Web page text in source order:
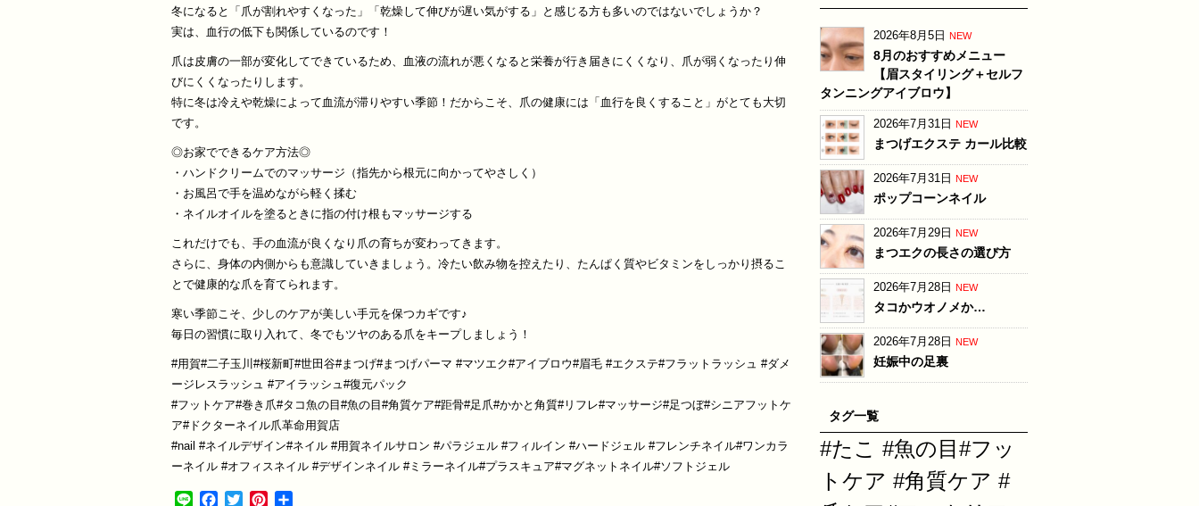
冬になると「爪が割れやすくなった」「乾燥して伸びが遅い気がする」と感じる方も多いのではないでしょうか？
実は、血行の低下も関係しているのです！
爪は皮膚の一部が変化してできているため、血液の流れが悪くなると栄養が行き届きにくくなり、爪が弱くなったり伸
びにくくなったりします。
特に冬は冷えや乾燥によって血流が滞りやすい季節！だからこそ、爪の健康には「血行を良くすること」がとても大切
です。
◎お家でできるケア方法◎
・ハンドクリームでのマッサージ（指先から根元に向かってやさしく）
・お風呂で手を温めながら軽く揉む
・ネイルオイルを塗るときに指の付け根もマッサージする
これだけでも、手の血流が良くなり爪の育ちが変わってきます。
さらに、身体の内側からも意識していきましょう。冷たい飲み物を控えたり、たんぱく質やビタミンをしっかり摂るこ
とで健康的な爪を育てられます。
寒い季節こそ、少しのケアが美しい手元を保つカギです♪
毎日の習慣に取り入れて、冬でもツヤのある爪をキープしましょう！
#用賀#二子玉川#桜新町#世田谷#まつげ#まつげパーマ #マツエク#アイブロウ#眉毛 #エクステ#フラットラッシュ #ダメ
ージレスラッシュ #アイラッシュ#復元パック
#フットケア#巻き爪#タコ魚の目#魚の目#角質ケア#距骨#足爪#かかと角質#リフレ#マッサージ#足つぼ#シニアフットケ
ア#ドクターネイル爪革命用賀店
#nail #ネイルデザイン#ネイル #用賀ネイルサロン #パラジェル #フィルイン #ハードジェル #フレンチネイル#ワンカラ
ーネイル #オフィスネイル #デザインネイル #ミラーネイル#プラスキュア#マグネットネイル#ソフトジェル
Line Facebook
TwitterPinterest
2026年8月5日 NEW
8月のおすすめメニュー
【眉スタイリング＋セルフ
タンニングアイブロウ】
2026年7月31日 NEW
まつげエクステ カール比較
2026年7月31日 NEW
ポップコーンネイル
2026年7月29日 NEW
まつエクの長さの選び方
2026年7月28日 NEW
タコかウオノメか…
2026年7月28日 NEW
妊娠中の足裏
タグ一覧
#たこ #魚の目#フッ
トケア #角質ケア #